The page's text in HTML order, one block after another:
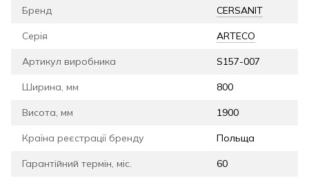
Бренд CERSANIT
Серія ARTECO
Артикул виробника S157-007
Ширина, мм 800
Висота, мм 1900
Країна реєстрації бренду Польща
Гарантійний термін, міс. 60